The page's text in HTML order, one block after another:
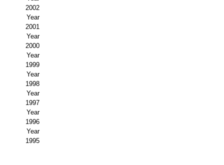
2002
Year
2001
Year
2000
Year
1999
Year
1998
Year
1997
Year
1996
Year
1995